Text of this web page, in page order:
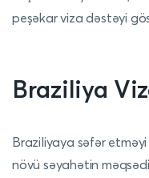
peşəkar viza dəstəyi
Braziliya
Braziliyaya səfər
növü səyahətin